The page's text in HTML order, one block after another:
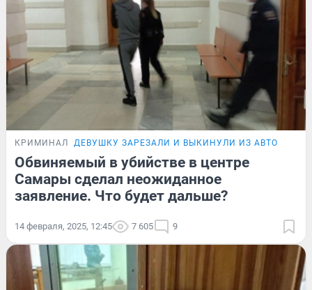
КРИМИНАЛ ДЕВУШКУ ЗАРЕЗАЛИ И ВЫКИНУЛИ ИЗ АВТО
Обвиняемый в убийстве в центре
Самары сделал неожиданное
заявление. Что будет дальше?
14 февраля, 2025, 12:45 7 605 9